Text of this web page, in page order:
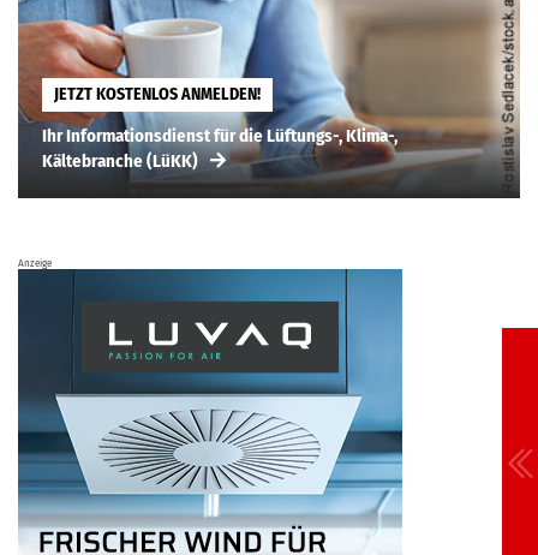
JETZT KOSTENLOS ANMELDEN!
Ihr Informationsdienst für die Lüftungs-, Klima-,
Kältebranche (LüKK)
Anzeige